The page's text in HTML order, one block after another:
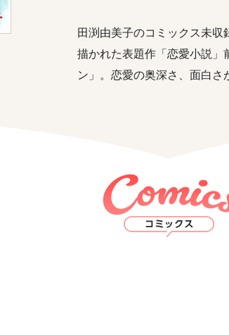
田渕由美子のコミックス未
描かれた表題作「恋愛小説」
ン」。恋愛の奥深さ、面白さ